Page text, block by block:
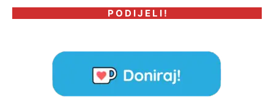
P O D I J E L I !